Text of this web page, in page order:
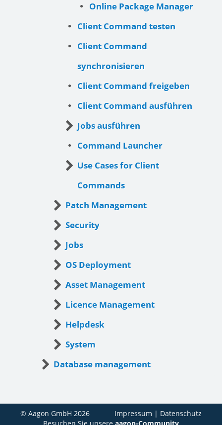
Online Package Manager
Client Command testen
Client Command
synchronisieren
Client Command freigeben
Client Command ausführen
Jobs ausführen
Command Launcher
Use Cases for Client
Commands
Patch Management
Security
Jobs
OS Deployment
Asset Management
Licence Management
Helpdesk
System
Database management
© Aagon GmbH 2026 Impressum | Datenschutz